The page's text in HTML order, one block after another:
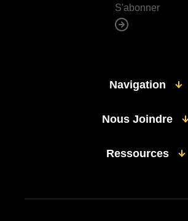
Navigation
Nous Joindre
Ressources
S'abonner